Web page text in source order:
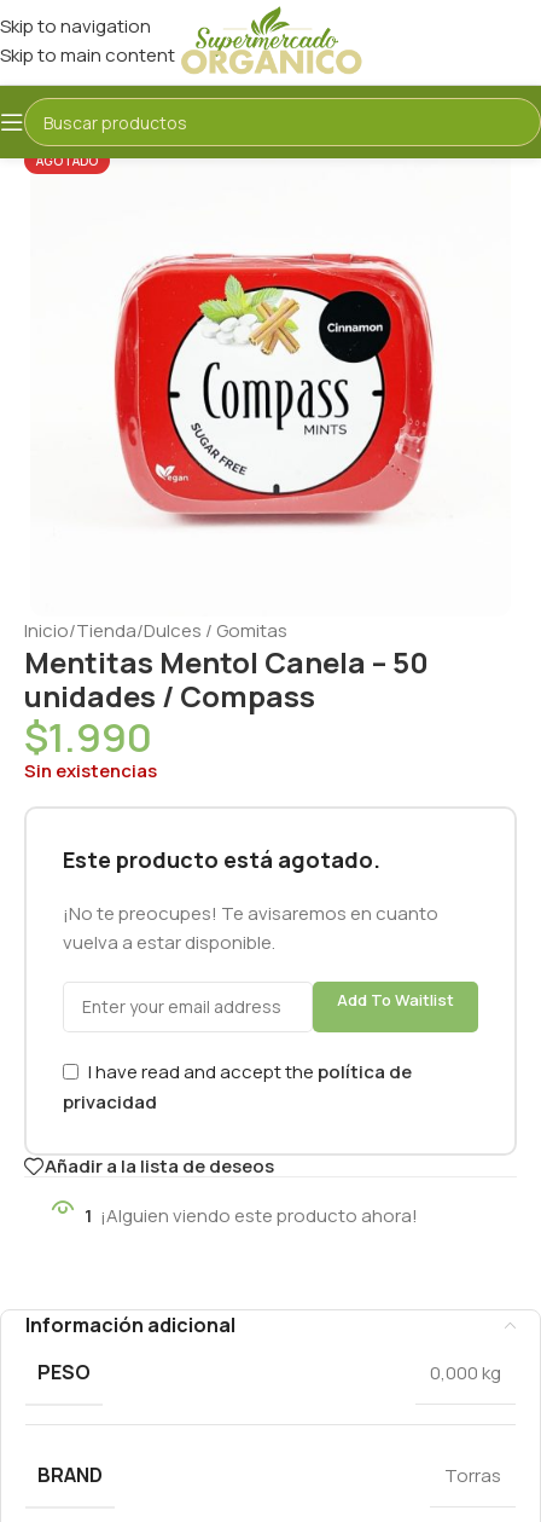
Skip to navigation
Skip to main content
AGOTADO
Inicio/Tienda/Dulces / Gomitas
Mentitas Mentol Canela – 50
unidades / Compass
$1.990
Sin existencias
Este producto está agotado.
¡No te preocupes! Te avisaremos en cuanto
vuelva a estar disponible.
Add To Waitlist
I have read and accept the política de
privacidad
Añadir a la lista de deseos
1 ¡Alguien viendo este producto ahora!
Información adicional
PESO
0,000 kg
BRAND Torras